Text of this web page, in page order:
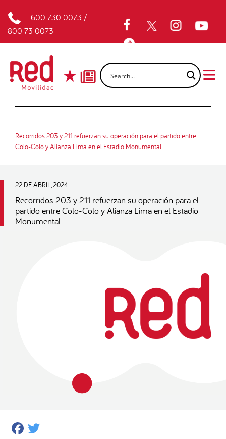
600 730 0073 /
800 73 0073
Recorridos 203 y 211 refuerzan su operación para el partido entre
Colo-Colo y Alianza Lima en el Estadio Monumental
22 DE ABRIL, 2024
Recorridos 203 y 211 refuerzan su operación para el
partido entre Colo-Colo y Alianza Lima en el Estadio
Monumental
Facebook